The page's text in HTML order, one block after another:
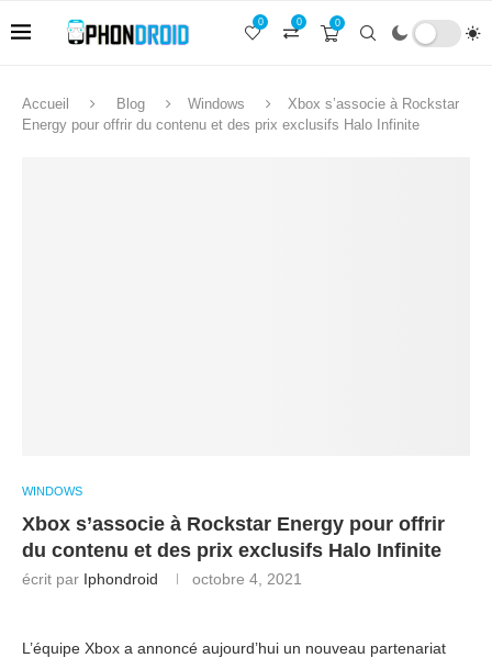
0
0
0
Accueil Blog Windows
Xbox s’associe à Rockstar
Energy pour offrir du contenu et des prix exclusifs Halo Infinite
WINDOWS
Xbox s’associe à Rockstar Energy pour offrir
du contenu et des prix exclusifs Halo Infinite
écrit par Iphondroid octobre 4, 2021
L’équipe Xbox a annoncé aujourd’hui un nouveau partenariat